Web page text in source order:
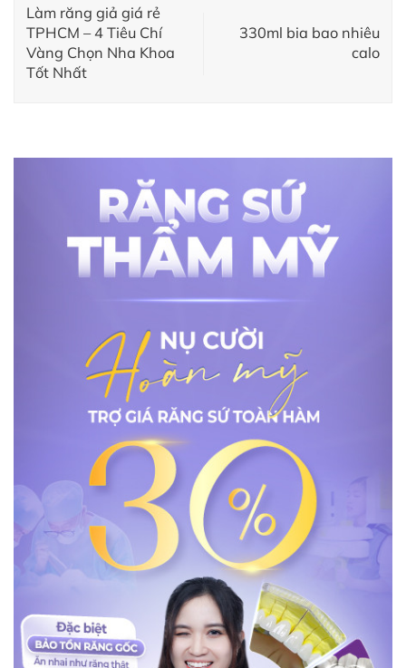
Làm răng giả giá rẻ
TPHCM – 4 Tiêu Chí
Vàng Chọn Nha Khoa
Tốt Nhất
330ml bia bao nhiêu
calo